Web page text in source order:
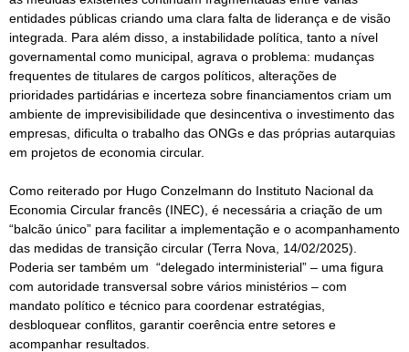
entidades públicas criando uma clara falta de liderança e de visão
integrada. Para além disso, a instabilidade política, tanto a nível
governamental como municipal, agrava o problema: mudanças
frequentes de titulares de cargos políticos, alterações de
prioridades partidárias e incerteza sobre financiamentos criam um
ambiente de imprevisibilidade que desincentiva o investimento das
empresas, dificulta o trabalho das ONGs e das próprias autarquias
em projetos de economia circular.
Como reiterado por Hugo Conzelmann do Instituto Nacional da
Economia Circular francês (INEC), é necessária a criação de um
“balcão único” para facilitar a implementação e o acompanhamento
das medidas de transição circular (Terra Nova, 14/02/2025).
Poderia ser também um “delegado interministerial” – uma figura
com autoridade transversal sobre vários ministérios – com
mandato político e técnico para coordenar estratégias,
desbloquear conflitos, garantir coerência entre setores e
acompanhar resultados.